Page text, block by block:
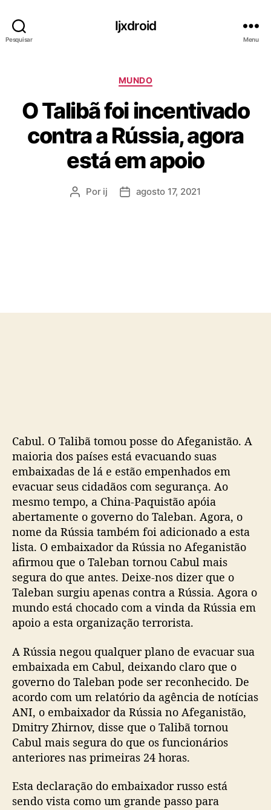
Pesquisar
Ijxdroid
Menu
C
t
e
g
o
r
i
s
MUNDO
O Talibã foi incentivado
contra a Rússia, agora
está em apoio
A
s
Por ij
D
l
agosto 17, 2021
Cabul. O Talibã tomou posse do Afeganistão. A
maioria dos países está evacuando suas
embaixadas de lá e estão empenhados em
evacuar seus cidadãos com segurança. Ao
mesmo tempo, a China-Paquistão apóia
abertamente o governo do Taleban. Agora, o
nome da Rússia também foi adicionado a esta
lista. O embaixador da Rússia no Afeganistão
afirmou que o Taleban tornou Cabul mais
segura do que antes. Deixe-nos dizer que o
Taleban surgiu apenas contra a Rússia. Agora o
mundo está chocado com a vinda da Rússia em
apoio a esta organização terrorista.
A Rússia negou qualquer plano de evacuar sua
embaixada em Cabul, deixando claro que o
governo do Taleban pode ser reconhecido. De
acordo com um relatório da agência de notícias
ANI, o embaixador da Rússia no Afeganistão,
Dmitry Zhirnov, disse que o Talibã tornou
Cabul mais segura do que os funcionários
anteriores nas primeiras 24 horas.
Esta declaração do embaixador russo está
sendo vista como um grande passo para